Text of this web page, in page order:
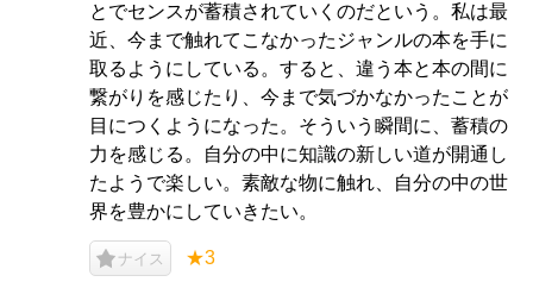
とでセンスが蓄積されていくのだという。私は最
近、今まで触れてこなかったジャンルの本を手に
取るようにしている。すると、違う本と本の間に
繋がりを感じたり、今まで気づかなかったことが
目につくようになった。そういう瞬間に、蓄積の
力を感じる。自分の中に知識の新しい道が開通し
たようで楽しい。素敵な物に触れ、自分の中の世
界を豊かにしていきたい。
ナイス ★3